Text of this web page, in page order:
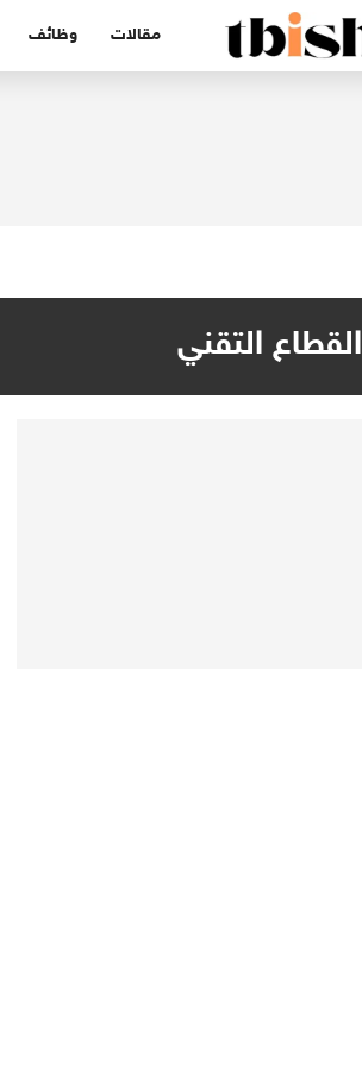
مقالات وظائف
القطاع التقني